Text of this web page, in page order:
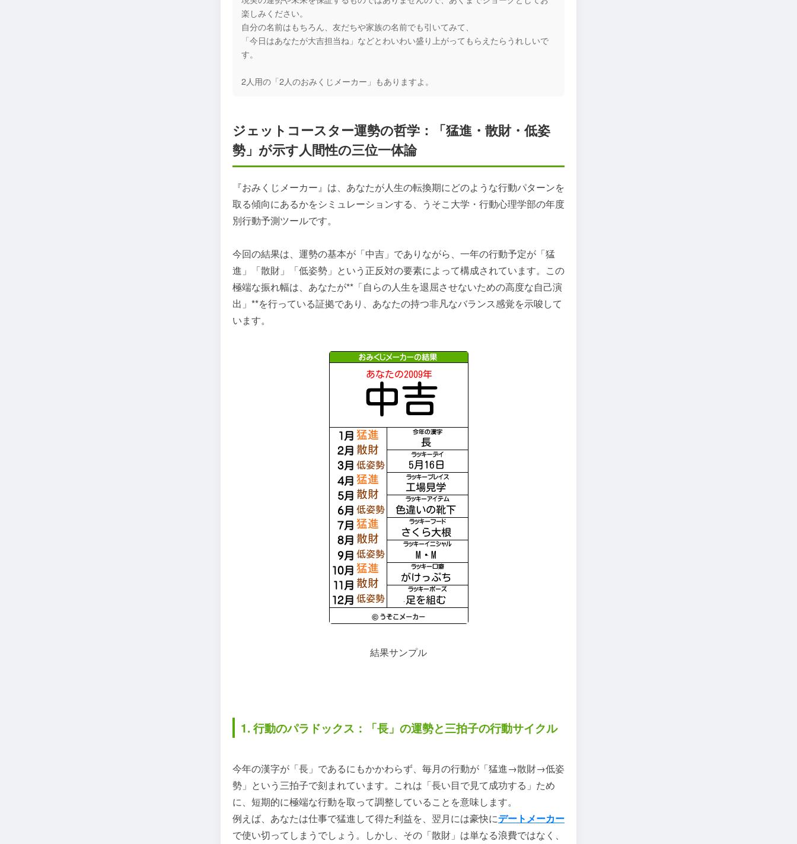
楽しみください。
自分の名前はもちろん、友だちや家族の名前でも引いてみて、
「今日はあなたが大吉担当ね」などとわいわい盛り上がってもらえたらうれしいで
す。
2人用の「2人のおみくじメーカー」もありますよ。
ジェットコースター運勢の哲学：「猛進・散財・低姿
勢」が示す人間性の三位一体論
『おみくじメーカー』は、あなたが人生の転換期にどのような行動パターンを
取る傾向にあるかをシミュレーションする、うそこ大学・行動心理学部の年度
別行動予測ツールです。
今回の結果は、運勢の基本が「中吉」でありながら、一年の行動予定が「猛
進」「散財」「低姿勢」という正反対の要素によって構成されています。この
極端な振れ幅は、あなたが**「自らの人生を退屈させないための高度な自己演
出」**を行っている証拠であり、あなたの持つ非凡なバランス感覚を示唆して
います。
結果サンプル
1. 行動のパラドックス：「長」の運勢と三拍子の行動サイクル
今年の漢字が「長」であるにもかかわらず、毎月の行動が「猛進→散財→低姿
勢」という三拍子で刻まれています。これは「長い目で見て成功する」ため
に、短期的に極端な行動を取って調整していることを意味します。
例えば、あなたは仕事で猛進して得た利益を、翌月には豪快にデートメーカー
で使い切ってしまうでしょう。しかし、その「散財」は単なる浪費ではなく、